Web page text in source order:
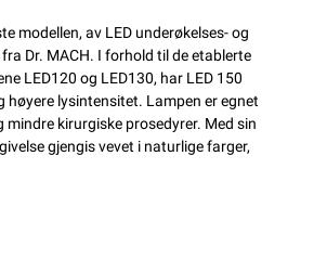
modellen, av LED underøkelses- og
Dr. MACH. I forhold til de etablerte
LED120 og LED130, har LED 150
høyere lysintensitet. Lampen er egnet
mindre kirurgiske prosedyrer. Med sin
gjengis vevet i naturlige farger,